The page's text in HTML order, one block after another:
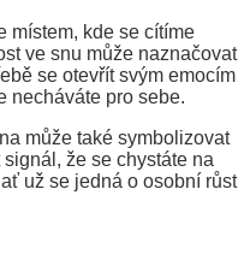
místem, kde se cítíme
ve snu může naznačovat
se otevřít svým emocím
necháváte pro sebe.
může také symbolizovat
že se chystáte na
už se jedná o osobní růst